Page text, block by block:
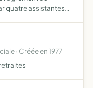
quatre assistantes
· Créée en 1977